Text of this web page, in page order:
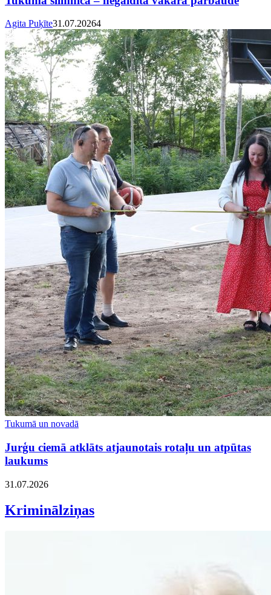
Agita Puķīte31.07.20264
Tukumā un novadā
Jurģu ciemā atklāts atjaunotais rotaļu un atpūtas
laukums
31.07.2026
Kriminālziņas